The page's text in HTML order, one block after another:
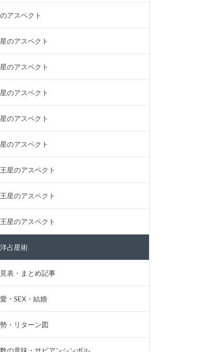
アスペクト
のアスペクト
のアスペクト
のアスペクト
のアスペクト
のアスペクト
星のアスペクト
星のアスペクト
星のアスペクト
占星術
表・まとめ記事
・SEX・結婚
・リターン図
の意味・サビアンシンボル